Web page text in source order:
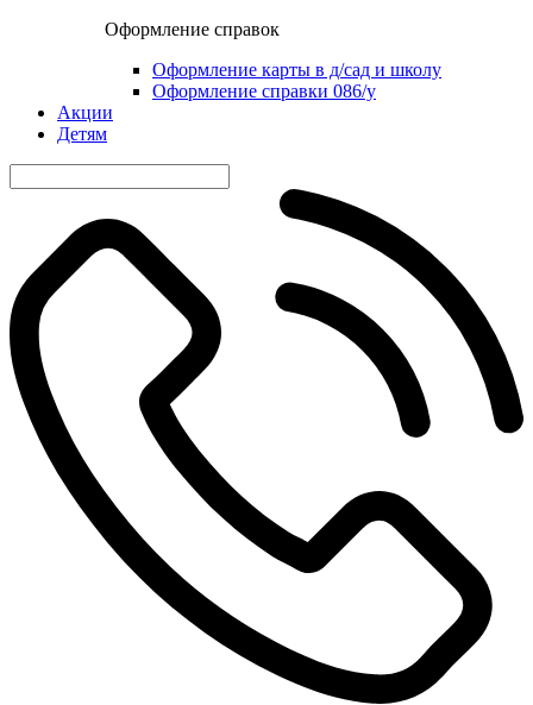
Оформление справок
Оформление карты в д/сад и школу
Оформление справки 086/у
Акции
Детям